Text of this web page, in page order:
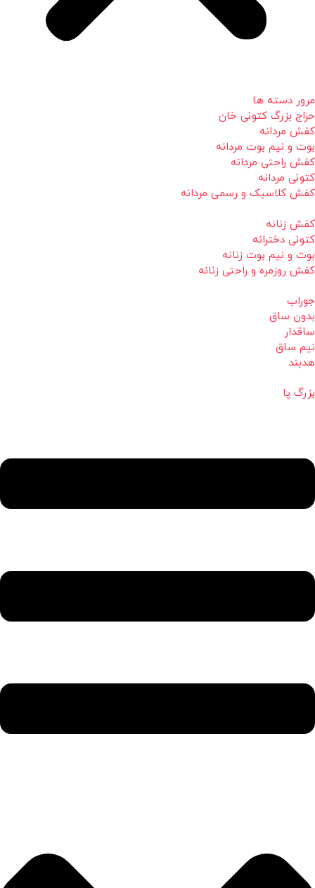
مرور دسته ها
حراج بزرگ کتونی خان
کفش مردانه
بوت و نیم بوت مردانه
کفش راحتی مردانه
کتونی مردانه
کفش کلاسیک و رسمی مردانه
کفش زنانه
کتونی دخترانه
بوت و نیم بوت زنانه
کفش روزمره و راحتی زنانه
جوراب
بدون ساق
ساقدار
نیم ساق
هدبند
بزرگ پا